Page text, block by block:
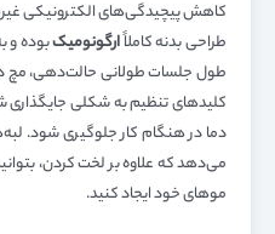
کاهش پیچیدگی‌های الکترونیکی
طراحی بدنه کاملاً ارگونومیکبوده و
طول جلسات طولانی حالت‌دهی،
کلیدهای تنظیم به شکلی جایگذاری
دما در هنگام کار جلوگیری شود.
می‌دهد که علاوه بر لخت کردن،
موهای خود ایجاد کنید.